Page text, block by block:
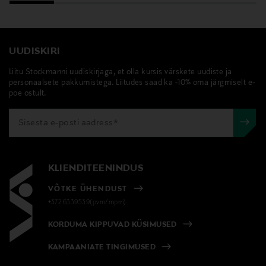
UUDISKIRI
Liitu Stockmanni uudiskirjaga, et olla kursis värskete uudiste ja
personaalsete pakkumistega. Liitudes saad ka -10% oma järgmiselt e-
poe ostult.
KLIENDITEENINDUS
VÕTKE ÜHENDUST
+372 6339539(pvm/mpm)
KORDUMA KIPPUVAD KÜSIMUSED
KAMPAANIATE TINGIMUSED